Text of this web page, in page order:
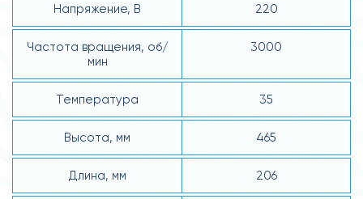
Напряжение, В 220
Частота вращения, об/
мин
3000
Температура 35
Высота, мм 465
Длина, мм 206